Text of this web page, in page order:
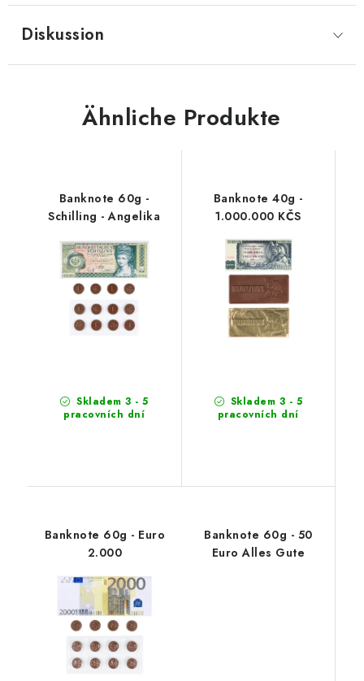
Diskussion
Ähnliche Produkte
Banknote 60g -
Schilling - Angelika
Skladem 3 - 5
pracovních dní
Banknote 40g -
1.000.000 KČS
Skladem 3 - 5
pracovních dní
Banknote 60g - Euro
2.000
Banknote 60g - 50
Euro Alles Gute